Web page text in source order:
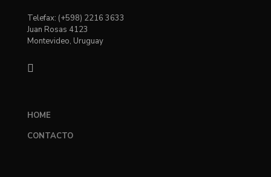
Telefax: (+598) 2216 3633
Juan Rosas 4123
Montevideo, Uruguay
HOME
CONTACTO